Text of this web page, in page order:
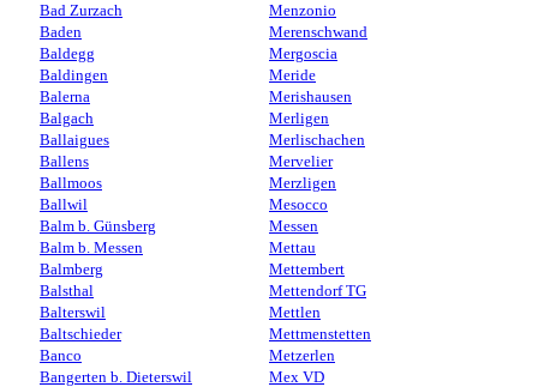
Bad Zurzach
Baden
Baldegg
Baldingen
Balerna
Balgach
Ballaigues
Ballens
Ballmoos
Ballwil
Balm b. Günsberg
Balm b. Messen
Balmberg
Balsthal
Balterswil
Baltschieder
Banco
Bangerten b. Dieterswil
Menzonio
Merenschwand
Mergoscia
Meride
Merishausen
Merligen
Merlischachen
Mervelier
Merzligen
Mesocco
Messen
Mettau
Mettembert
Mettendorf TG
Mettlen
Mettmenstetten
Metzerlen
Mex VD